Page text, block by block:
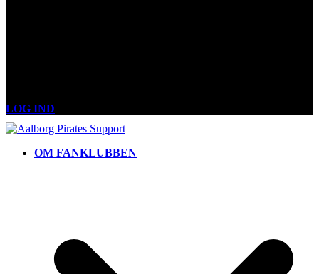
LOG IND
OM FANKLUBBEN